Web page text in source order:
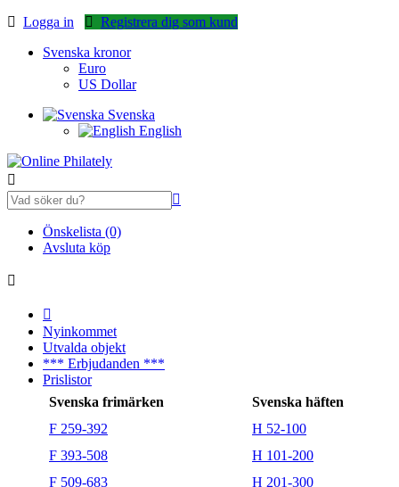
Logga in
Registrera dig som kund
Svenska kronor
Euro
US Dollar
Svenska
English
Önskelista (0)
Avsluta köp
Nyinkommet
Utvalda objekt
*** Erbjudanden ***
Prislistor
Svenska frimärken
Svenska häften
F 259-392
H 52-100
F 393-508
H 101-200
F 509-683
H 201-300